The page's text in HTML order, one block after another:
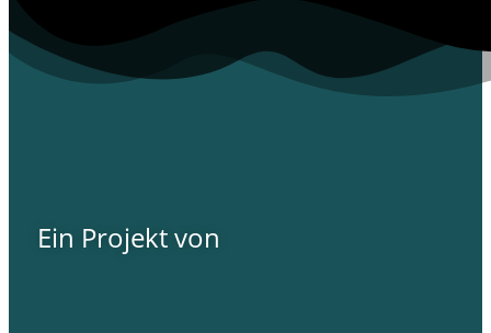
Ein Projekt von